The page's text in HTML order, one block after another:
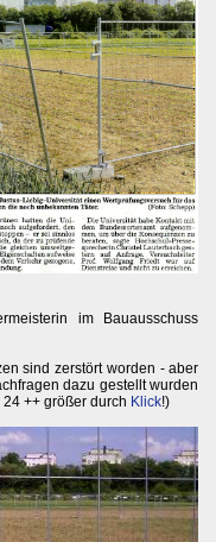
im Bauausschuss
sind zerstört worden - aber
dazu gestellt wurden
++ größer durch Klick!)